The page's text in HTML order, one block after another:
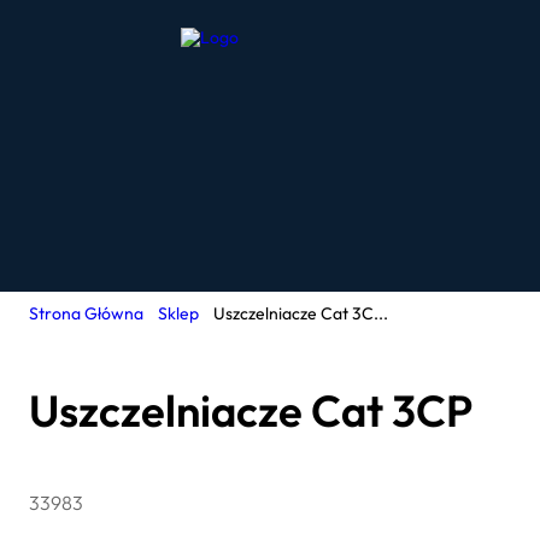
Strona Główna Sklep Uszczelniacze Cat 3C...
Uszczelniacze Cat 3CP
33983